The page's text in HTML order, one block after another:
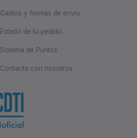
Gastos y formas de envío
Estado de tu pedido
Sistema de Puntos
Contacta con nosotros